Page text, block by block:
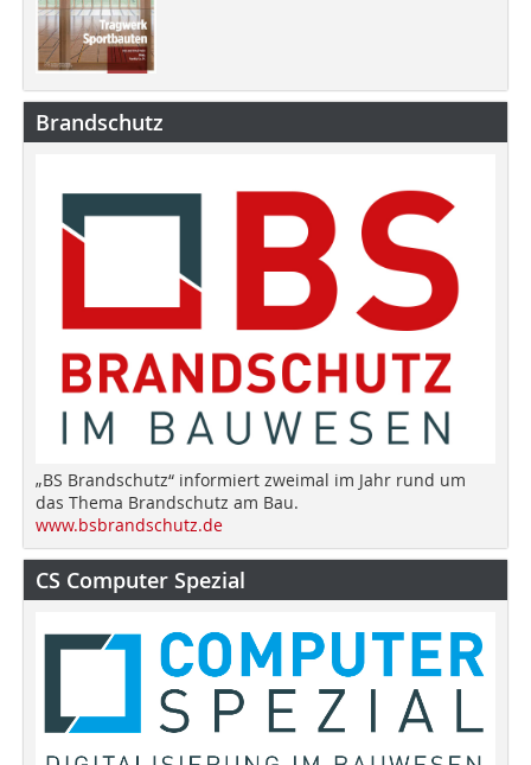
Brandschutz
„BS Brandschutz“ informiert zweimal im Jahr rund um
das Thema Brandschutz am Bau.
www.bsbrandschutz.de
CS Computer Spezial